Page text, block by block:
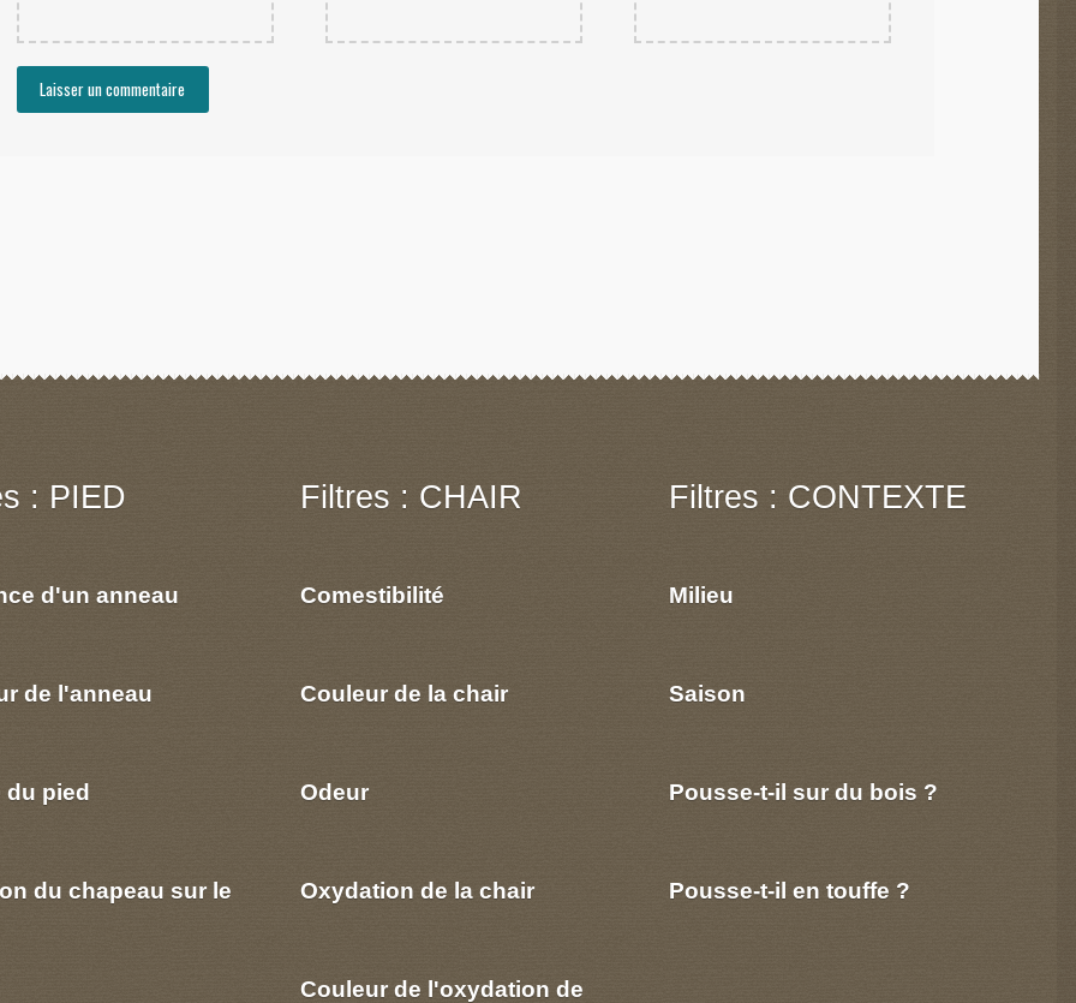
: PIED
d'un anneau
de l'anneau
du pied
du chapeau sur le
Filtres : CHAIR
Comestibilité
Couleur de la chair
Odeur
Oxydation de la chair
Couleur de l'oxydation de
Filtres : CONTEXTE
Milieu
Saison
Pousse-t-il sur du bois ?
Pousse-t-il en touffe ?